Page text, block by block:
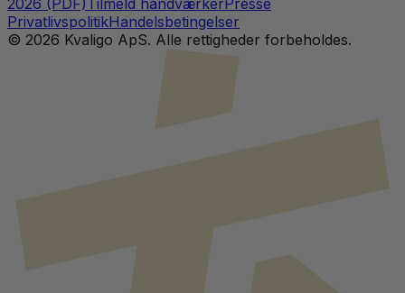
2026 (PDF)Tilmeld håndværkerPresse
PrivatlivspolitikHandelsbetingelser
© 2026 Kvaligo ApS. Alle rettigheder forbeholdes.